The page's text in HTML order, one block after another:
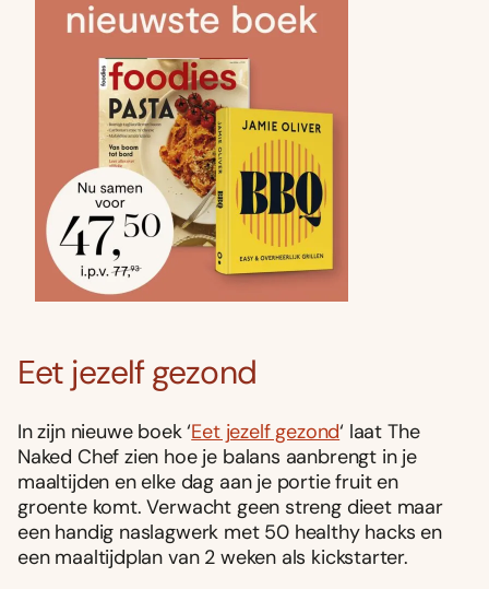
Eet jezelf gezond
In zijn nieuwe boek ‘Eet jezelf gezond‘ laat The
Naked Chef zien hoe je balans aanbrengt in je
maaltijden en elke dag aan je portie fruit en
groente komt. Verwacht geen streng dieet maar
een handig naslagwerk met 50 healthy hacks en
een maaltijdplan van 2 weken als kickstarter.